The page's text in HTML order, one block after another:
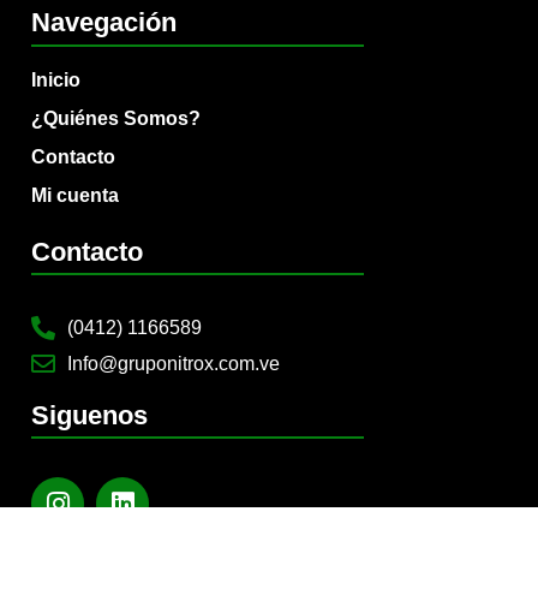
Navegación
Inicio
¿Quiénes Somos?
Contacto
Mi cuenta
Contacto
(0412) 1166589
Info@gruponitrox.com.ve
Siguenos